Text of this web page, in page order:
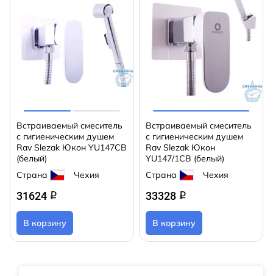
Встраиваемый смеситель
с гигиеническим душем
Rav Slezak Юкон YU147CB
(белый)
Страна
Чехия
31624 q
В корзину
Встраиваемый смеситель
с гигиеническим душем
Rav Slezak Юкон
YU147/1CB (белый)
Страна
Чехия
33328 q
В корзину